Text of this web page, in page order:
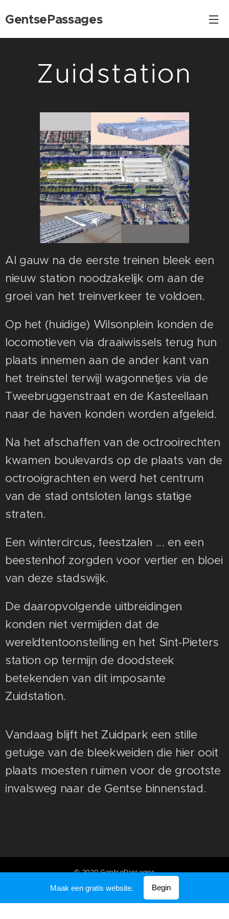
GentsePassages
Zuidstation
Al gauw na de eerste treinen bleek een
nieuw station noodzakelijk om aan de
groei van het treinverkeer te voldoen.
Op het (huidige) Wilsonplein konden de
locomotieven via draaiwissels terug hun
plaats innemen aan de ander kant van
het treinstel terwijl wagonnetjes via de
Tweebruggenstraat en de Kasteellaan
naar de haven konden worden afgeleid.
Na het afschaffen van de octrooirechten
kwamen boulevards op de plaats van de
octrooigrachten en werd het centrum
van de stad ontsloten langs statige
straten.
Een wintercircus, feestzalen ... en een
beestenhof zorgden voor vertier en bloei
van deze stadswijk.
De daaropvolgende uitbreidingen
konden niet vermijden dat de
wereldtentoonstelling en het Sint-Pieters
station op termijn de doodsteek
betekenden van dit imposante
Zuidstation.
Vandaag blijft het Zuidpark een stille
getuige van de bleekweiden die hier ooit
plaats moesten ruimen voor de grootste
invalsweg naar de Gentse binnenstad.
© 2020 GentsePassages
Mogelijk gemaakt door
Webnode
Maak een gratis website. Begin